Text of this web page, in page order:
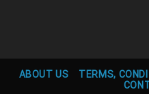
ABOUT US
TERMS,